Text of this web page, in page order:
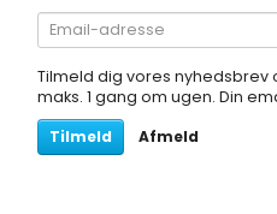
Email-
adresse
Tilmeld dig vores
maks. 1 gang om ugen. Din
Tilmeld
Afmeld